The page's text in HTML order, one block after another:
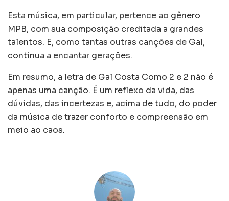
Esta música, em particular, pertence ao gênero
MPB, com sua composição creditada a grandes
talentos. E, como tantas outras canções de Gal,
continua a encantar gerações.
Em resumo, a letra de Gal Costa Como 2 e 2 não é
apenas uma canção. É um reflexo da vida, das
dúvidas, das incertezas e, acima de tudo, do poder
da música de trazer conforto e compreensão em
meio ao caos.